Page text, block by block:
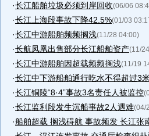
·长江船舶垃圾必须到岸回收(06/06
·长江上海段事故下降42.5%(01/03
·长江中游船舶频频搁浅(11/28 04:00)
·长航凤凰出售部分长江船舶资产(11/
·长江中游船舶因超载频频搁浅(11/19
·长江中下游船舶通行吃水不得超过3
·长江铜陵“8·4”事故3名责任人被监控
·长江监利段发生沉船事故2人遇难(04/
·船舶超载 搁浅碍航 事故频发 长江张